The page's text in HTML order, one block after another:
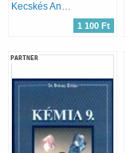
Kecskés Andrásné, Rozgonyi Jánosné, Kiss Zsuzsanna
1 100 Ft
PARTNER